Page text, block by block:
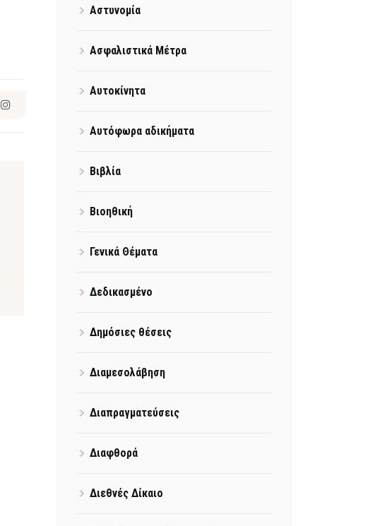
Αστυνομία
Ασφαλιστικά Μέτρα
Αυτοκίνητα
Αυτόφωρα αδικήματα
Βιβλία
Βιοηθική
Γενικά Θέματα
Δεδικασμένο
Δημόσιες θέσεις
Διαμεσολάβηση
Διαπραγματεύσεις
Διαφθορά
Διεθνές Δίκαιο